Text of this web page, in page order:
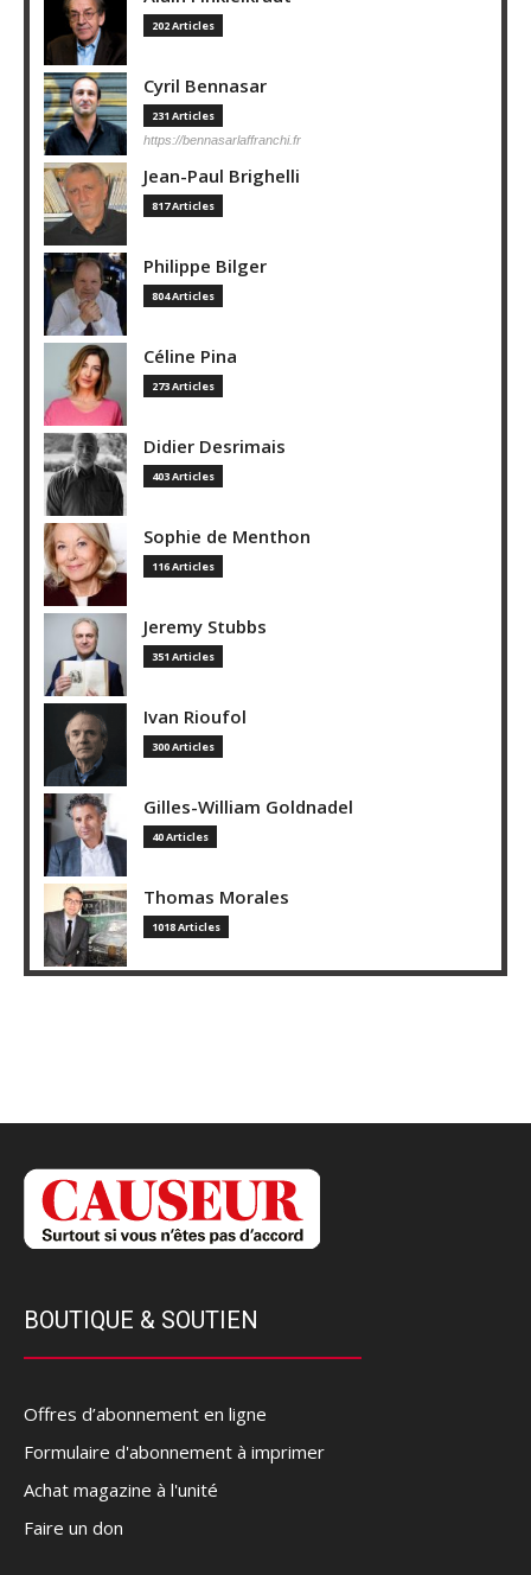
202 Articles
Cyril Bennasar
231 Articles
https://bennasarlaffranchi.fr
Jean-Paul Brighelli
817 Articles
Philippe Bilger
804 Articles
Céline Pina
273 Articles
Didier Desrimais
403 Articles
Sophie de Menthon
116 Articles
Jeremy Stubbs
351 Articles
Ivan Rioufol
300 Articles
Gilles-William Goldnadel
40 Articles
Thomas Morales
1018 Articles
BOUTIQUE & SOUTIEN
Offres d’abonnement en ligne
Formulaire d'abonnement à imprimer
Achat magazine à l'unité
Faire un don